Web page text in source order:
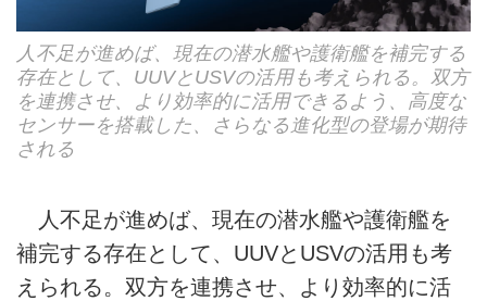
人不足が進めば、現在の潜水艦や護衛艦を補完する
存在として、UUVとUSVの活用も考えられる。双方
を連携させ、より効率的に活用できるよう、高度な
センサーを搭載した、さらなる進化型の登場が期待
される
人不足が進めば、現在の潜水艦や護衛艦を
補完する存在として、UUVとUSVの活用も考
えられる。双方を連携させ、より効率的に活